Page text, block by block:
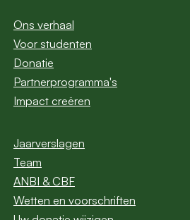
Ons verhaal
Voor studenten
Donatie
Partnerprogramma's
Impact creëren
Jaarverslagen
Team
ANBI & CBF
Wetten en voorschriften